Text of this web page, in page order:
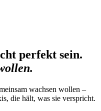
perfekt sein.
wachsen wollen –
die hält, was sie verspricht.